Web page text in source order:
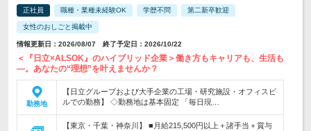
正社員 職種・業種未経験OK 学歴不問 第二新卒歓迎
女性のおしごと掲載中
情報更新日：2026/08/07 終了予定日：2026/10/22
＜『日立×ALSOK』のハイブリッド企業＞働き方もキャリアも、生活も
―。あなたの“理想”を叶えませんか？
勤務地
【日立グループおよび大手企業の工場・研究施設・オフィスビ
ルでの勤務】 ◇勤務地は基本固定 「毎日現…
【東京・千葉・神奈川】 ■月給215,500円以上＋諸手当＋賞与